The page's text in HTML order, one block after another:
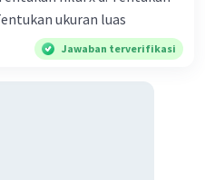
ukuran luas
Jawaban terverifikasi